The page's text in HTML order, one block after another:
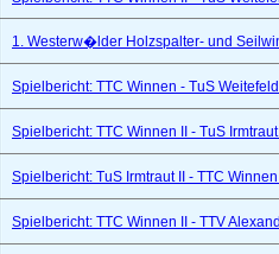
1. Westerw�lder Holzspalter- und
Spielbericht: TTC Winnen - TuS
Spielbericht: TTC Winnen II - TuS
Spielbericht: TuS Irmtraut II - TTC
Spielbericht: TTC Winnen II - TTV